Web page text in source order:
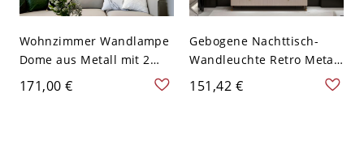
Wohnzimmer Wandlampe
Dome aus Metall mit 2
Köpfen, modernes
Wandmontage-Licht in
171,00 €
Gebogene Nachttisch-
Wandleuchte Retro Metall
2 Glühbirnen in Schwarz,
33 cm H
151,42 €